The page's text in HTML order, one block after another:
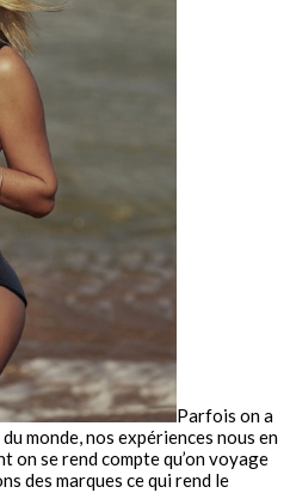
Parfois on a
monde, nos expériences nous en
on se rend compte qu’on voyage
des marques ce qui rend le